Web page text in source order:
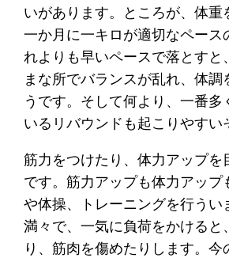
いがあります。ところが、体重
一か月に一キロが適切なペース
れよりも早いペースで落とすと
まな所でバランスが乱れ、体調
うです。そして何より、一番多
いるリバウンドも起こりやすい
筋力をつけたり、体力アップを
です。筋力アップも体力アップ
や体操、トレーニングを行うい
満々で、一気に負荷をかけると
り、筋肉を傷めたりします。今